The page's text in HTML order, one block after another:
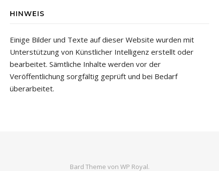
HINWEIS
Einige Bilder und Texte auf dieser Website wurden mit
Unterstützung von Künstlicher Intelligenz erstellt oder
bearbeitet. Sämtliche Inhalte werden vor der
Veröffentlichung sorgfältig geprüft und bei Bedarf
überarbeitet.
Bard Theme von WP Royal.